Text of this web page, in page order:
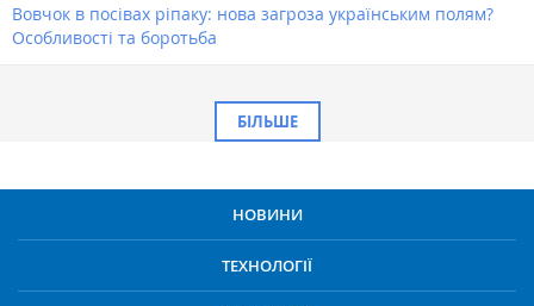
Вовчок в посівах ріпаку: нова загроза українським полям?
Особливості та боротьба
БІЛЬШЕ
НОВИНИ
ТЕХНОЛОГІЇ